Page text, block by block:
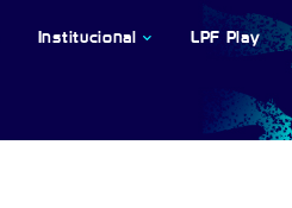
Institucional LPF Play